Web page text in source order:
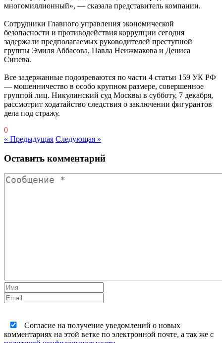
многомиллионный», — сказала представитель компании.
Сотрудники Главного управления экономической
безопасности и противодействия коррупции сегодня
задержали предполагаемых руководителей преступной
группы Эмиля Аббасова, Павла Неижмакова и Дениса
Синева.
Все задержанные подозреваются по части 4 статьи 159 УК РФ
— мошенничество в особо крупном размере, совершенное
группой лиц. Никулинский суд Москвы в субботу, 7 декабря,
рассмотрит ходатайство следствия о заключении фигурантов
дела под стражу.
0
« Предыдущая Следующая »
Оставить комментарий
Согласие на получение уведомлений о новых
комментариях на этой ветке по электронной почте, а так же с